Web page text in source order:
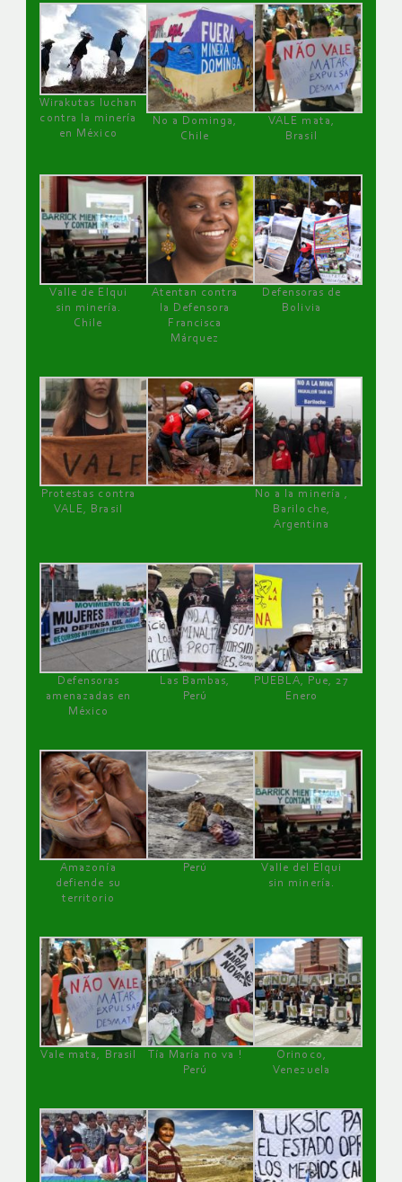
Wirakutas luchan
contra la minería
en México
No a Dominga,
Chile
VALE mata,
Brasil
Valle de Elqui
sin minería.
Chile
Atentan contra
la Defensora
Francisca
Márquez
Defensoras de
Bolivia
Protestas contra
VALE, Brasil
No a la minería ,
Bariloche,
Argentina
Defensoras
amenazadas en
México
Las Bambas,
Perú
PUEBLA, Pue, 27
Enero
Amazonía
defiende su
territorio
Perú
Valle del Elqui
sin minería.
Vale mata, Brasil
Tía María no va !
Perú
Orinoco,
Venezuela